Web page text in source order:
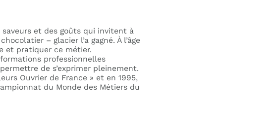
et des goûts qui invitent à
– glacier l’a gagné. À l’âge
et pratiquer ce métier.
professionnelles
de s’exprimer pleinement.
Ouvrier de France » et en 1995,
du Monde des Métiers du